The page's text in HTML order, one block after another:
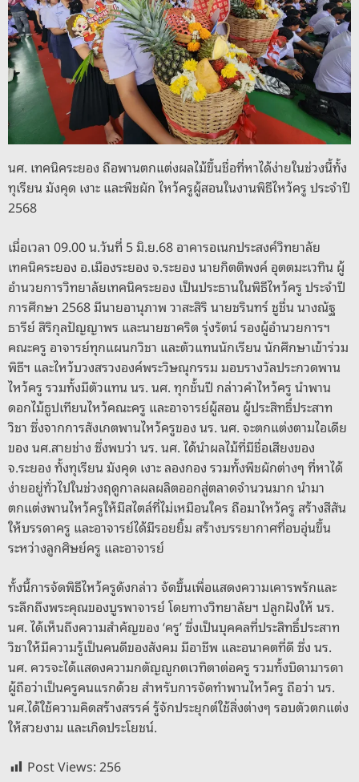
o
k
erk
นศ. เทคนิคระยอง ถือพานตกแต่งผลไม้ขึ้นชื่อที่หาได้ง่ายในช่วงนี้ทั้ง
ทุเรียน มังคุด เงาะ และพืชผัก ไหว้ครูผู้สอนในงานพิธีไหว้ครู ประจำปี
2568
เมื่อเวลา 09.00 น.วันที่ 5 มิ.ย.68 อาคารอเนกประสงค์วิทยาลัย
เทคนิคระยอง อ.เมืองระยอง จ.ระยอง นายกิตติพงค์ อุตตมะเวทิน ผู้
อำนวยการวิทยาลัยเทคนิคระยอง เป็นประธานในพิธีไหว้ครู ประจำปี
การศึกษา 2568 มีนายอานุภาพ วาสะสิริ นายชรินทร์ ชูชื่น นางณัฐ
ธารีย์ สิริกุลปัญญาพร และนายชาคริต รุ่งรัตน์ รองผู้อำนวยการฯ
คณะครู อาจารย์ทุกแผนกวิชา และตัวแทนนักเรียน นักศึกษาเข้าร่วม
พิธีฯ และไหว้บวงสรวงองค์พระวิษณุกรรม มอบรางวัลประกวดพาน
ไหว้ครู รวมทั้งมีตัวแทน นร. นศ. ทุกชั้นปี กล่าวคำไหว้ครู นำพาน
ดอกไม้ธูปเทียนไหว้คณะครู และอาจารย์ผู้สอน ผู้ประสิทธิ์ประสาท
วิชา ซึ่งจากการสังเกตพานไหว้ครูของ นร. นศ. จะตกแต่งตามไอเดีย
ของ นศ.สายช่าง ซึ่งพบว่า นร. นศ. ได้นำผลไม้ที่มีชื่อเสียงของ
จ.ระยอง ทั้งทุเรียน มังคุด เงาะ ลองกอง รวมทั้งพืชผักต่างๆ ที่หาได้
ง่ายอยู่ทั่วไปในช่วงฤดูกาลผลผลิตออกสู่ตลาดจำนวนมาก นำมา
ตกแต่งพานไหว้ครูให้มีสไตล์ที่ไม่เหมือนใคร ถือมาไหว้ครู สร้างสีสัน
ให้บรรดาครู และอาจารย์ได้มีรอยยิ้ม สร้างบรรยากาศที่อบอุ่นขึ้น
ระหว่างลูกศิษย์ครู และอาจารย์
ทั้งนี้การจัดพิธีไหว้ครูดังกล่าว จัดขึ้นเพื่อแสดงความเคารพรักและ
ระลึกถึงพระคุณของบูรพาจารย์ โดยทางวิทยาลัยฯ ปลูกฝังให้ นร.
นศ. ได้เห็นถึงความสำคัญของ ‘ครู’ ซึ่งเป็นบุคคลที่ประสิทธิ์ประสาท
วิชาให้มีความรู้เป็นคนดีของสังคม มีอาชีพ และอนาคตที่ดี ซึ่ง นร.
นศ. ควรจะได้แสดงความกตัญญูกตเวทิตาต่อครู รวมทั้งบิดามารดา
ผู้ถือว่าเป็นครูคนแรกด้วย สำหรับการจัดทำพานไหว้ครู ถือว่า นร.
นศ.ได้ใช้ความคิดสร้างสรรค์ รู้จักประยุกต์ใช้สิ่งต่างๆ รอบตัวตกแต่ง
ให้สวยงาม และเกิดประโยชน์.
Post Views:256